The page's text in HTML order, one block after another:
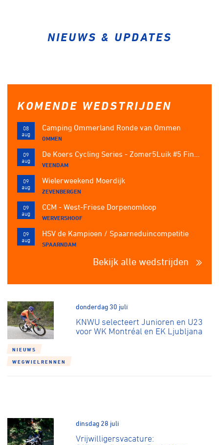
NIEUWS & UPDATES
KOMENDE WEDSTRIJDEN
08
aug
Camping Ommerland Ronde van Ommen
OMMEN
09
aug
VEENDAM
09
aug
Wielerweekend Moerdijk
ZEVENBERGEN
09
aug
CCM - West-Friese Dorpenomloop
WERVERSHOOF
09
aug
HSV de Kampioen / Spaarneduincompetitie
SPAARNDAM
Bekijk alle wedstrijden
NIEUWS
WEGWIELRENNEN
donderdag 30 juli
KNWU selecteert Junioren en U23
voor WK Montréal en EK Ljubljana
dinsdag 28 juli
Vrijwilligersvacature: